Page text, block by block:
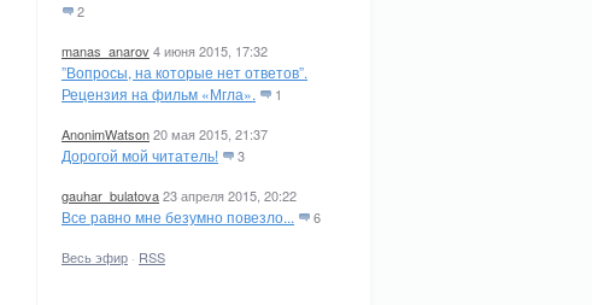
2
manas_anarov4 июня 2015, 17:32
”Вопросы, на которые нет ответов”.
Рецензия на фильм «Мгла».
1
AnonimWatson20 мая 2015, 21:37
Дорогой мой читатель! 3
gauhar_bulatova23 апреля 2015, 20:22
Все равно мне безумно повезло... 6
Весь эфир · RSS